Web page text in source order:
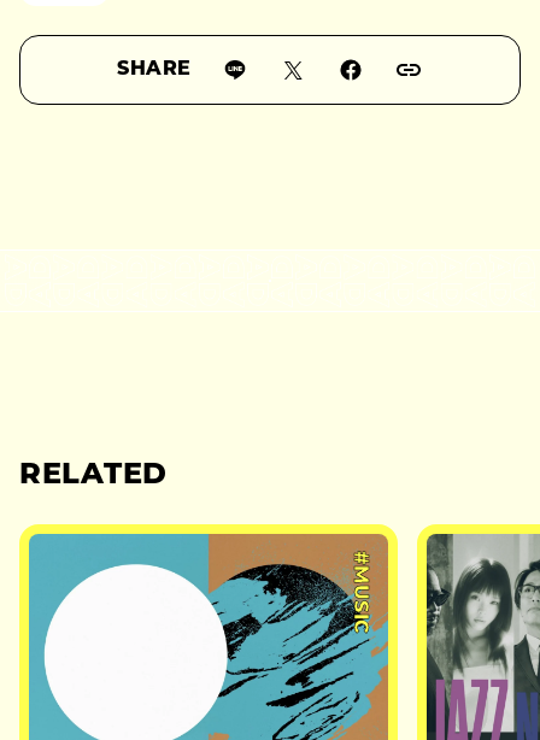
SHARE
RELATED
#MUSIC